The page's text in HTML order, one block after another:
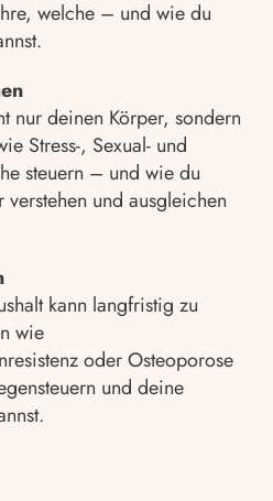
welche – und wie du
nur deinen Körper, sondern
Stress-, Sexual- und
steuern – und wie du
und ausgleichen
kann langfristig zu
wie
oder Osteoporose
und deine